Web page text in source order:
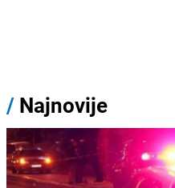
/ Najnovije